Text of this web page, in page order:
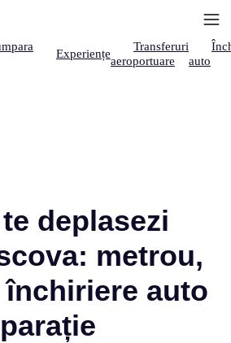
Experiențe
Transferuri
aeroportuare
auto
deplasezi
metrou,
auto